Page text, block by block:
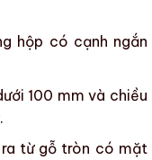
hộp có cạnh ngắn
100 mm và chiều
từ gỗ tròn có mặt